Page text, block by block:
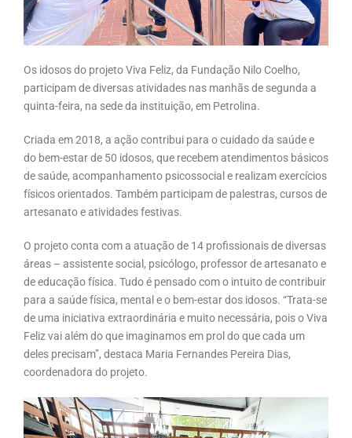
Os idosos do projeto Viva Feliz, da Fundação Nilo Coelho,
participam de diversas atividades nas manhãs de segunda a
quinta-feira, na sede da instituição, em Petrolina.
Criada em 2018, a ação contribui para o cuidado da saúde e
do bem-estar de 50 idosos, que recebem atendimentos básicos
de saúde, acompanhamento psicossocial e realizam exercícios
físicos orientados. Também participam de palestras, cursos de
artesanato e atividades festivas.
O projeto conta com a atuação de 14 profissionais de diversas
áreas – assistente social, psicólogo, professor de artesanato e
de educação física. Tudo é pensado com o intuito de contribuir
para a saúde física, mental e o bem-estar dos idosos. “Trata-se
de uma iniciativa extraordinária e muito necessária, pois o Viva
Feliz vai além do que imaginamos em prol do que cada um
deles precisam”, destaca Maria Fernandes Pereira Dias,
coordenadora do projeto.